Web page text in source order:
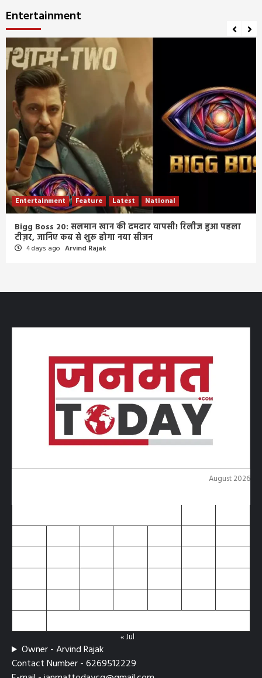
Entertainment
Entertainment Feature Latest National
Bigg Boss 20: सलमान खान की दमदार वापसी! रिलीज हुआ पहला
टीज़र, जानिए कब से शुरू होगा नया सीजन
4 days ago Arvind Rajak
August 2026
« Jul
Owner - Arvind Rajak
Contact Number - 6269512229